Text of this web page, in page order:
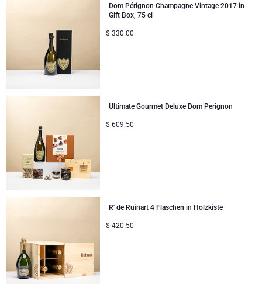
Dom Pérignon Champagne Vintage 2017 in
Gift Box, 75 cl
$ 330.00
Ultimate Gourmet Deluxe Dom Perignon
$ 609.50
R' de Ruinart 4 Flaschen in Holzkiste
$ 420.50